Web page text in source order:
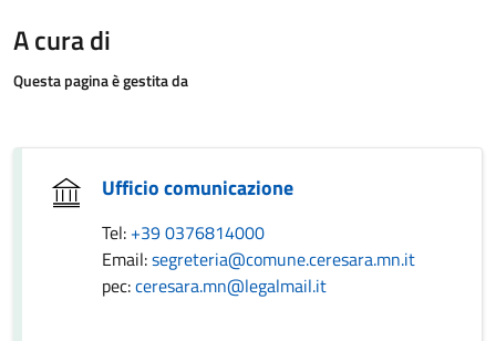
A cura di
Questa pagina è gestita da
Ufficio comunicazione
Tel: +39 0376814000
Email:segreteria@comune.ceresara.mn.it
pec:ceresara.mn@legalmail.it